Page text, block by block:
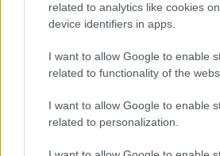
related to analytics like cookies
device identifiers in apps.
I want to allow Google to enable
related to functionality of the
I want to allow Google to enable
related to personalization.
alta da parte del CMIP7 dovrà
infrastruttura. Il meccanismo
SSP5-8.5 e sugli altri scenari
sistemico. Tutto ciò significa
modelli climatici e dei relativi
scenari preesistenti dovranno